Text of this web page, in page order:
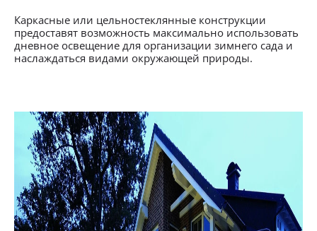
Каркасные или цельностеклянные конструкции
предоставят возможность максимально использовать
дневное освещение для организации зимнего сада и
наслаждаться видами окружающей природы.